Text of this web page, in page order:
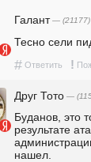
Галант— (21177)
Тесно сели
# Ответить !
Друг Тото —
Буданов, это
результате
нашел.